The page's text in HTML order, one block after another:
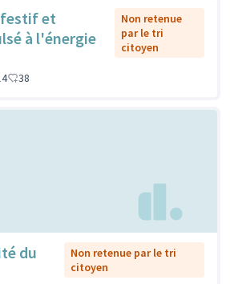
et
à l'énergie
Non retenue
par le tri
citoyen
38
du
Non retenue par le tri
citoyen